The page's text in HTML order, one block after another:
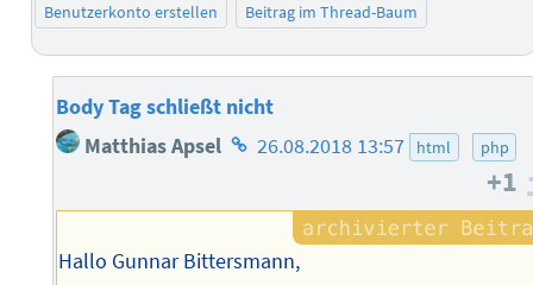
Benutzerkonto erstellen
Beitrag im Thread-Baum
Body Tag schließt nicht
Matthias Apsel Homepage
Autors
26.08.2018 13:57 html php
+1
Hallo Gunnar Bittersmann,